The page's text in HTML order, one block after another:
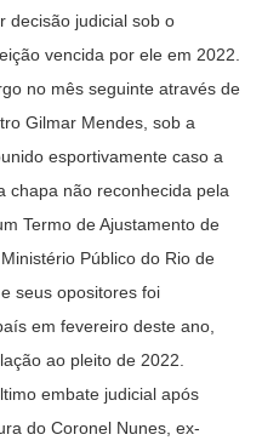
decisão judicial sob o
vencida por ele em 2022.
no mês seguinte através de
Gilmar Mendes, sob a
esportivamente caso a
chapa não reconhecida pela
Termo de Ajustamento de
Público do Rio de
seus opositores foi
em fevereiro deste ano,
ao pleito de 2022.
embate judicial após
do Coronel Nunes, ex-